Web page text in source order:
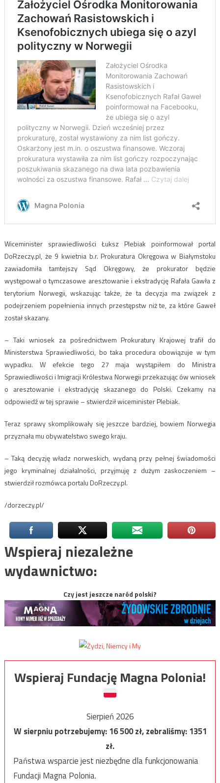
Wiceminister sprawiedliwości Łuksz Plebiak poinformował portal
DoRzeczy.pl, że 9 kwietnia b.r. Prokuratura Okręgowa w Białymstoku
zawiadomiła tamtejszy Sąd Okręgowy, że prokurator będzie
występował o tymczasowe aresztowanie i ekstradycję Rafała Gawła z
terytorium Norwegii, wskazując także, że ta decyzja ma związek z
podejrzeniem popełnienia innych przestępstw niż te, za które Gaweł
został skazany.
– Taki wniosek za pośrednictwem Prokuratury Krajowej trafił do
Ministerstwa Sprawiedliwości, bo taka procedura obowiązuje w tym
wypadku. W efekcie tego 27 maja wystąpiłem do Ministra
Sprawiedliwości i Imigracji Królestwa Norwegii przekazując ów wniosek
o aresztowanie i ekstradycję skazanego do Polski. Czekamy na
odpowiedź w tej sprawie – stwierdził wiceminister Plebiak.
Teraz sprawy skomplikowały się jeszcze bardziej, bowiem Norwegia
przyznała mu obywatelstwo swego kraju.
– Taką decyzję władz norweskich, wydaną przy pełnej świadomości
jego kryminalnej działalności, przyjmuję z dużym zaskoczeniem –
stwierdził rozmówca portalu DoRzeczy.pl.
/dorzeczy.pl/
Wspieraj niezależne
wydawnictwo:
Czy jest jeszcze naród polski?
Wspieraj Fundację Magna Polonia!
Sierpień 2026
W sierpniu potrzebujemy:16 500zł, zebraliśmy:1351
zł.
Państwa wsparcie jest niezbędne dla funkcjonowania
Fundacji Magna Polonia.